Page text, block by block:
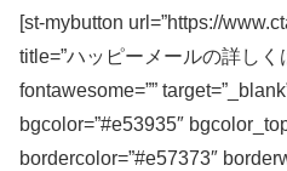
[st-mybutton url=”https://
title=”ハッピーメールの詳しく
fontawesome=””
bgcolor=”#e53935″
bordercolor=”#e57373″